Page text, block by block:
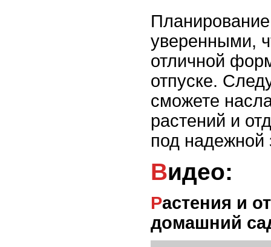
уверенными,
отличной
отпуске.
сможете
растений и
под надежной
Видео:
Растения и отпуск: Как сохранить
домашний